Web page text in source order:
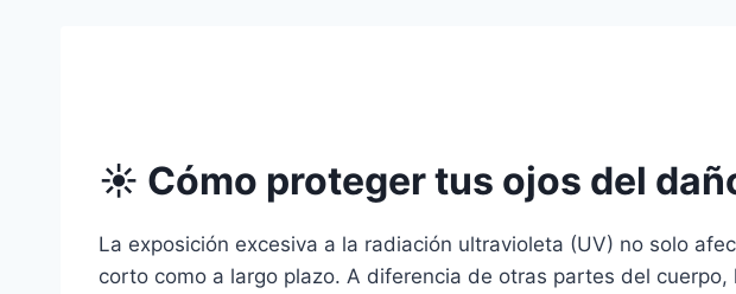
☀️ Cómo proteger tus ojos del
La exposición excesiva a la radiación ultravioleta (UV) no solo
corto como a largo plazo. A diferencia de otras partes del